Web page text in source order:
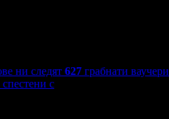
ни следят 627 грабнати ваучери
спестени с